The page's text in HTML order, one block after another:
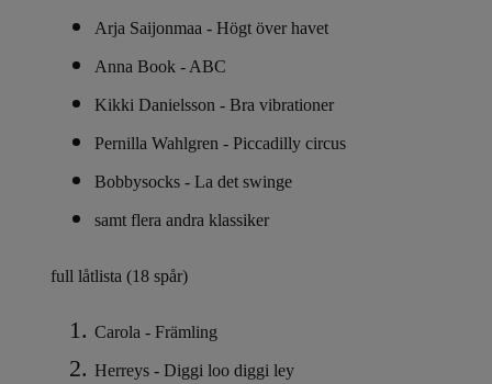
Arja Saijonmaa - Högt över havet
Anna Book - ABC
Kikki Danielsson - Bra vibrationer
Pernilla Wahlgren - Piccadilly circus
Bobbysocks - La det swinge
samt flera andra klassiker
full låtlista (18 spår)
Carola - Främling
Herreys - Diggi loo diggi ley